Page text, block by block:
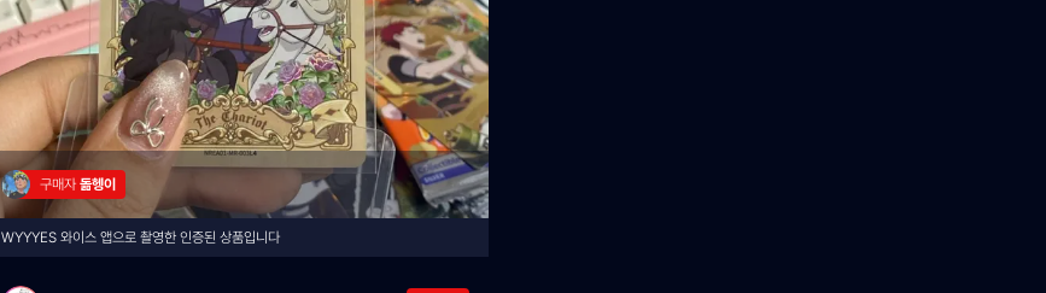
구매자 돎헹이
WYYYES 와이스 앱으로 촬영한 인증된 상품입니다